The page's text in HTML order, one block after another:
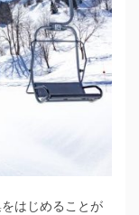
はじめることが